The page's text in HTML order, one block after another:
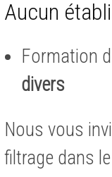
Aucun
Formation
divers
Nous vous
filtrage dans